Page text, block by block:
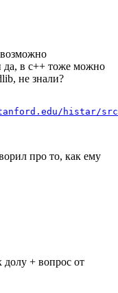
да, в с++ тоже можно
не знали?
histar/
про то, как ему
долу + вопрос от